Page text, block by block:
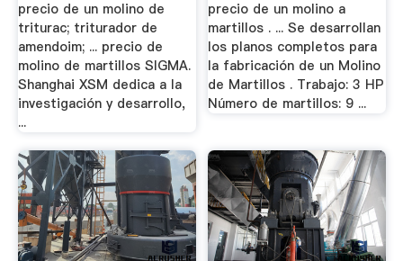
precio de un molino de
triturac; triturador de
amendoim; ... precio de
molino de martillos SIGMA.
Shanghai XSM dedica a la
investigación y desarrollo,
...
precio de un molino a
martillos . ... Se desarrollan
los planos completos para
la fabricación de un Molino
de Martillos . Trabajo: 3 HP
Número de martillos: 9 ...